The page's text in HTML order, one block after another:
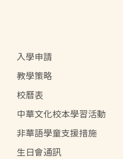
入學申請
教學策略
校曆表
中華文化校本學習活動
非華語學童支援措施
生日會通訊